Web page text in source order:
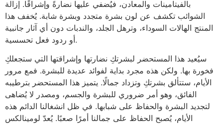
بالفيتامينات والمعادن، فيُضفي عليها نضارةً وإشراقًا. إزالة
الشوائب تكشف عن لون بشرة متجدد وبشرة شابة. يُخفف هذا
المنتج الهالات السوداء، وترهل الجلد، والندبات دون أي آثار جانبية
أو ردود فعل تحسسية.
سيُعيد هذا المستحضر لبشرتكِ نضارتها وإشراقتها التي ستجعلكِ
فخورة بها. ولكن هذه مجرد بداية لفوائد عديدة للبشرة. فمع مرور
الأيام، ستتألق بشرتكِ وتزداد جمالًا. يتميز هذا المستحضر بترطيبه
الفائق، وهو أمر ضروري للبشرة والجسم، ومصدر لا يُضاهى
لتجديد البشرة والحفاظ على شبابها. في ظل انشغالنا الدائم هذه
الأيام، يُصبح الحفاظ على جمالنا أمرًا صعبًا. يُعدّ لومينالكس